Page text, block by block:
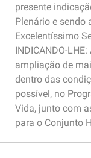
presente
Plenário e sendo
Excelentíssimo
INDICANDO-
ampliação de
dentro das
possível, no
Vida, junto com
para o Conjunto